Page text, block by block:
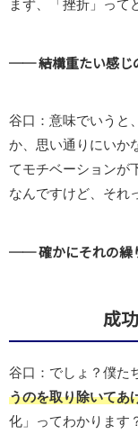
まず、「挫折」って
── 結構重たい感じ
谷口：意味でいうと
か、思い通りにいか
てモチベーションが
なんですけど、それ
── 確かにそれの繰
成
谷口：でしょ？僕た
うのを取り除いてあ
化」ってわかります